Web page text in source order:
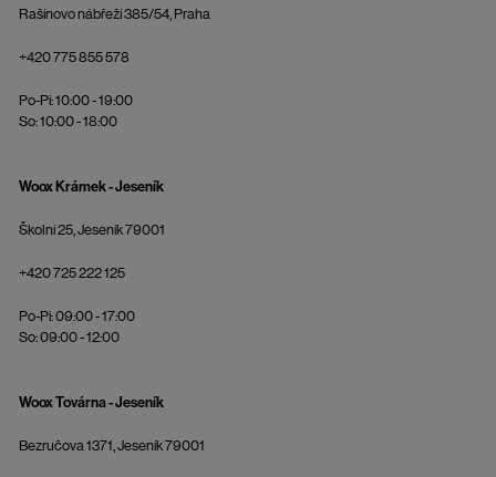
Rašínovo nábřeží 385/54, Praha
+420 775 855 578
Po-Pi: 10:00 - 19:00
So: 10:00 - 18:00
Woox Krámek - Jeseník
Školní 25, Jeseník 79001
+420 725 222 125
Po-Pi: 09:00 - 17:00
So: 09:00 - 12:00
Woox Továrna - Jeseník
Bezručova 1371, Jeseník 79001